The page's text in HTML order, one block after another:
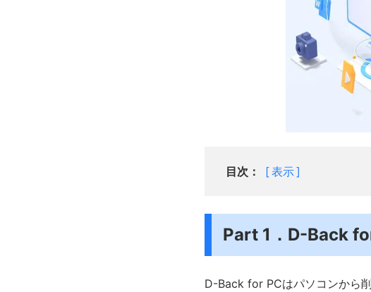
目次： 表示
Part 1．D-Back
D-Back for PCはパソコンから